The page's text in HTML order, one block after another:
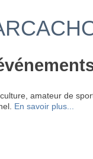
amateur de
En savoir plus...